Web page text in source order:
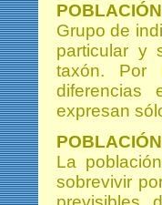
POBLACIÓN
Grupo de
particular y
taxón. Por
diferencias
expresan
La
sobrevivir